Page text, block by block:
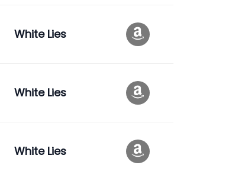
White Lies
White Lies
White Lies